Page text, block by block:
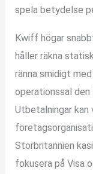
spela betydelse
Kwiff högar
håller räkna
ränna smidigt
operationssal
Utbetalningar
Storbritannien
fokusera på Visa